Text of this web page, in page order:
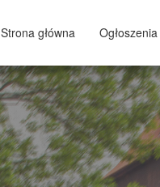
Strona główna Ogłoszenia